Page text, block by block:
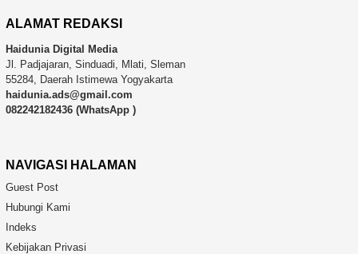
ALAMAT REDAKSI
Haidunia Digital Media
Jl. Padjajaran, Sinduadi, Mlati, Sleman
55284, Daerah Istimewa Yogyakarta
haidunia.ads@gmail.com
082242182436 (WhatsApp )
NAVIGASI HALAMAN
Guest Post
Hubungi Kami
Indeks
Kebijakan Privasi